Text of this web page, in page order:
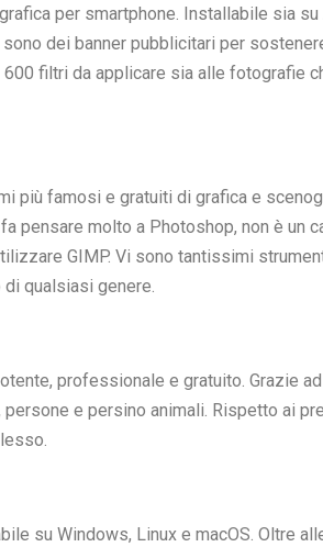
per smartphone. Installabile sia su
dei banner pubblicitari per
filtri da applicare sia alle fotografie
più famosi e gratuiti di grafica e
pensare molto a Photoshop, non è un
GIMP. Vi sono tantissimi
qualsiasi genere.
professionale e gratuito. Grazie
e persino animali. Rispetto ai
su Windows, Linux e macOS. Oltre